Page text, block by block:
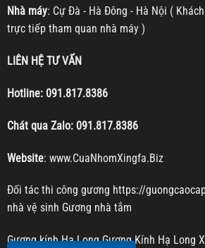
Nhà máy: Cự Đà - Hà Đông - Hà Nội (
trực tiếp tham quan nhà máy )
LIÊN HỆ TƯ VẤN
Hotline: 091.817.8386
Chát qua Zalo: 091.817.8386
Website: www.CuaNhomXingfa.Biz
Đối tác thi công gương https://
nhà vệ sinh Gương nhà tắm
Gương kính Hạ LongGương Kính Hạ Long